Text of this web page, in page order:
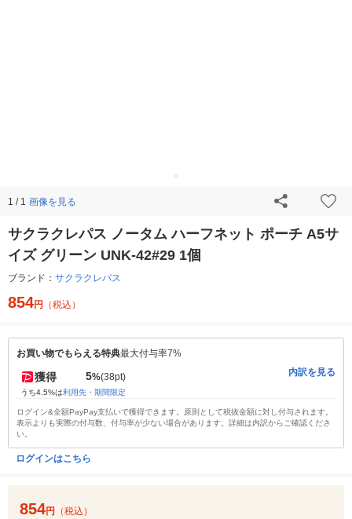
1 / 1 画像を見る
サクラクレパス ノータム ハーフネット ポーチ A5サ
イズ グリーン UNK-42#29 1個
ブランド： サクラクレパス
854円 （税込）
お買い物でもらえる特典最大付与率7%
獲得 5%(38pt)
うち4.5%は利用先・期間限定
内訳を見る
ログイン&全額PayPay支払いで獲得できます。原則として税抜金額に対し付与されます。
表示よりも実際の付与数、付与率が少ない場合があります。詳細は内訳からご確認くださ
い。
ログインはこちら
854円 （税込）